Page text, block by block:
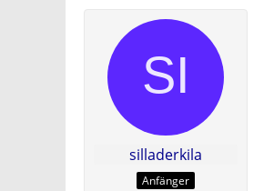
silladerkila
Anfänger